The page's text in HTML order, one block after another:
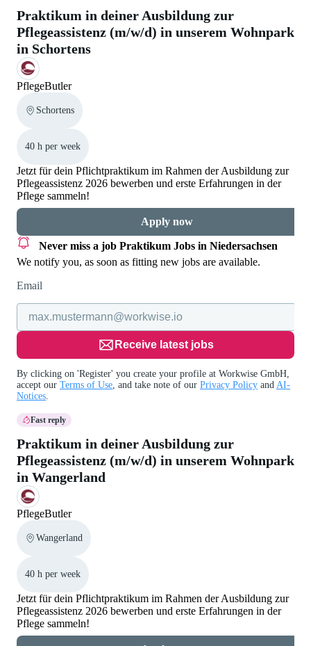
Praktikum in deiner Ausbildung zur
Pflegeassistenz (m/w/d) in unserem Wohnpark
in Schortens
PflegeButler
Schortens
40 h per week
Jetzt für dein Pflichtpraktikum im Rahmen der Ausbildung zur
Pflegeassistenz 2026 bewerben und erste Erfahrungen in der
Pflege sammeln!
Apply now
Never miss a job Praktikum Jobs in Niedersachsen
We notify you, as soon as fitting new jobs are available.
Email
Receive latest jobs
By clicking on 'Register' you create your profile at Workwise GmbH,
accept our Terms of Use , and take note of our Privacy Policy and AI-
Notices
Fast reply
Praktikum in deiner Ausbildung zur
Pflegeassistenz (m/w/d) in unserem Wohnpark
in Wangerland
PflegeButler
Wangerland
40 h per week
Jetzt für dein Pflichtpraktikum im Rahmen der Ausbildung zur
Pflegeassistenz 2026 bewerben und erste Erfahrungen in der
Pflege sammeln!